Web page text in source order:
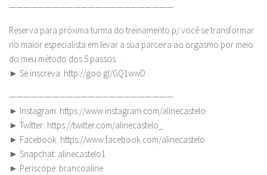
———————————————————————
Reserva para próxima turma do treinamento p/ você se transformar
no maior especialista em levar a sua parceira ao orgasmo por meio
do meu método dos 5 passos…
► Se inscreva: http://goo.gl/GQ1wwD
———————————————————————
► Instagram: https://www.instagram.com/alinecastelo
► Twitter: https://twitter.com/alinecastelo_
► Facebook: https://www.facebook.com/alinecastelo
► Snapchat: alinecastelo1
► Periscope: brancoaline